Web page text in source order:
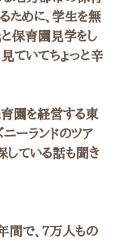
ために、学生を無
保育園見学をし
見ていてちょっと辛
園を経営する東
ーランドのツア
している話も聞き
間で、7万人もの